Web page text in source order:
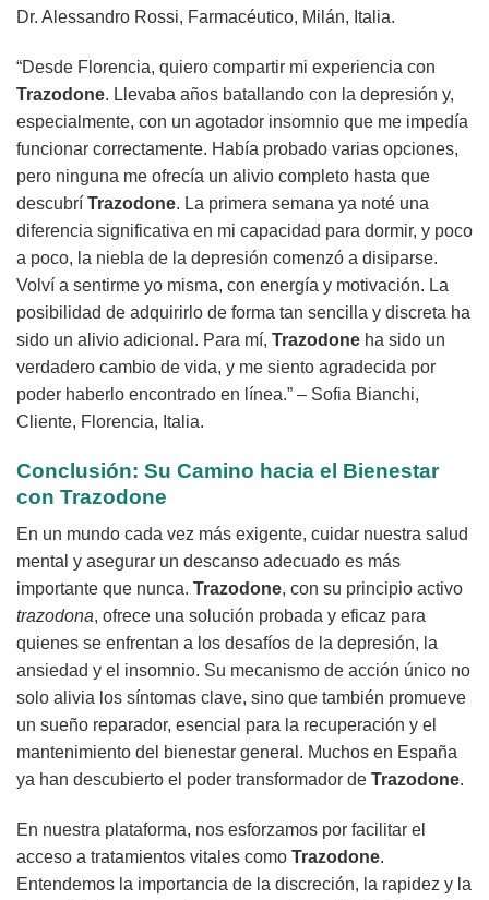
Dr. Alessandro Rossi, Farmacéutico, Milán, Italia.
“Desde Florencia, quiero compartir mi experiencia con
Trazodone. Llevaba años batallando con la depresión y,
especialmente, con un agotador insomnio que me impedía
funcionar correctamente. Había probado varias opciones,
pero ninguna me ofrecía un alivio completo hasta que
descubrí Trazodone. La primera semana ya noté una
diferencia significativa en mi capacidad para dormir, y poco
a poco, la niebla de la depresión comenzó a disiparse.
Volví a sentirme yo misma, con energía y motivación. La
posibilidad de adquirirlo de forma tan sencilla y discreta ha
sido un alivio adicional. Para mí, Trazodone ha sido un
verdadero cambio de vida, y me siento agradecida por
poder haberlo encontrado en línea.” – Sofia Bianchi,
Cliente, Florencia, Italia.
Conclusión: Su Camino hacia el Bienestar
con Trazodone
En un mundo cada vez más exigente, cuidar nuestra salud
mental y asegurar un descanso adecuado es más
importante que nunca. Trazodone, con su principio activo
trazodona, ofrece una solución probada y eficaz para
quienes se enfrentan a los desafíos de la depresión, la
ansiedad y el insomnio. Su mecanismo de acción único no
solo alivia los síntomas clave, sino que también promueve
un sueño reparador, esencial para la recuperación y el
mantenimiento del bienestar general. Muchos en España
ya han descubierto el poder transformador de Trazodone.
En nuestra plataforma, nos esforzamos por facilitar el
acceso a tratamientos vitales como Trazodone.
Entendemos la importancia de la discreción, la rapidez y la